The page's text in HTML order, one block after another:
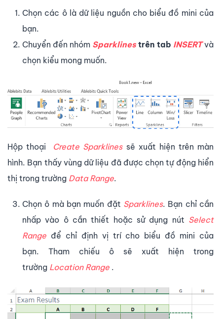
Chọn các ô là dữ liệu nguồn cho biểu đồ mini của
bạn.
Chuyển đến nhóm Sparklinestrên tab INSERTvà
chọn kiểu mong muốn.
Hộp thoại Create Sparklinessẽ xuất hiện trên màn
hình. Bạn thấy vùng dữ liệu đã được chọn tự động hiển
thị trong trường Data Range.
Chọn ô mà bạn muốn đặt Sparklines. Bạn chỉ cần
nhấp vào ô cần thiết hoặc sử dụng nút Select
Range để chỉ định vị trí cho biểu đồ mini của
bạn. Tham chiếu ô sẽ xuất hiện trong
trường Location Range .